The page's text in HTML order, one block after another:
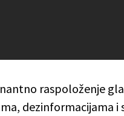
raspoloženje
dezinformacijama